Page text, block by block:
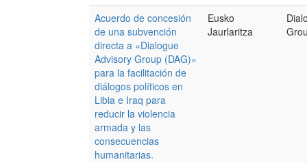
Acuerdo de concesión
de una subvención
directa a «Dialogue
Advisory Group (DAG)»
para la facilitación de
diálogos políticos en
Libia e Iraq para
reducir la violencia
armada y las
consecuencias
humanitarias.
Eusko
Jaurlaritza